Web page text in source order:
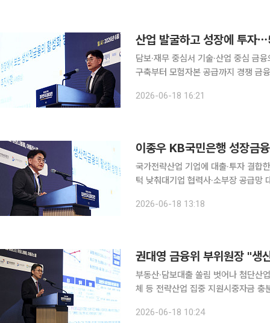
담보·재무 중심서 기술·산업 중심 금
구축부터 모험자본 공급까지 경쟁 금융지주들이 생산적 금융의 판을 다시 짜고 있다. 단순한 대출
융지주별 차별화 전략이 성과를 내기
2026-06-18 16:21
국가전략산업 기업에 대출·투자 결합
턱 낮춰대기업 협력사·소부장 공급망 대상 금융지원 강화 KB국민
합한 복합금융으로 전환해 국가전략
2026-06-18 13:18
부동산·담보대출 쏠림 벗어나 첨단산
체 등 전략산업 집중 지원시중자금 충분
적 금융 전환에 속도를 낸다. 돈은 충
2026-06-18 10:24